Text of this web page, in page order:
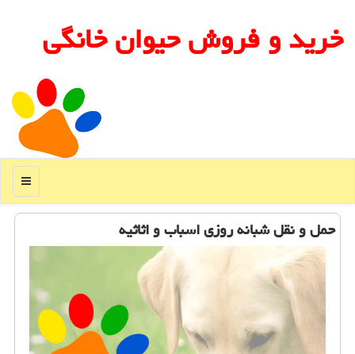
خرید و فروش حیوان خانگی
منو
حمل و نقل شبانه روزی اسباب و اثاثیه